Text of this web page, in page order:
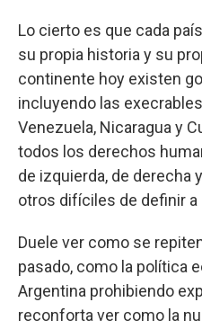
Lo cierto es que cada
su propia historia y su
continente hoy existen
incluyendo las
Venezuela, Nicaragua y
todos los derechos
de izquierda, de derecha
otros difíciles de definir a
Duele ver como se
pasado, como la política
Argentina prohibiendo
reconforta ver como la